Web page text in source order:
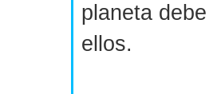
planeta
ellos.